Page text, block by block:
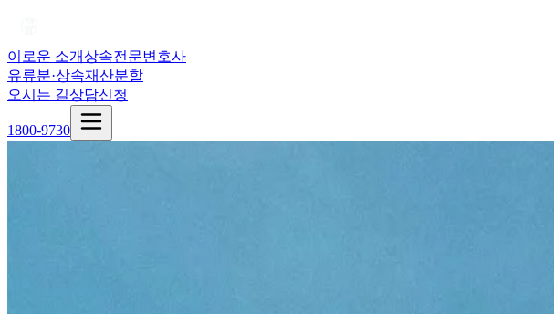
이로운 소개상속전문변호사
유류분·상속재산분할
오시는 길상담신청
1800-9730